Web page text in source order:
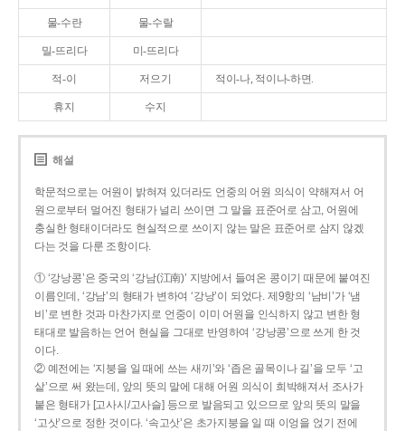
물-수란 물-수랄
밀-뜨리다 미-뜨리다
적-이 저으기 적이-나, 적이나-하면.
휴지 수지
해설
학문적으로는 어원이 밝혀져 있더라도 언중의 어원 의식이 약해져서 어
원으로부터 멀어진 형태가 널리 쓰이면 그 말을 표준어로 삼고, 어원에
충실한 형태이더라도 현실적으로 쓰이지 않는 말은 표준어로 삼지 않겠
다는 것을 다룬 조항이다.
① ‘강낭콩’은 중국의 ‘강남(江南)’ 지방에서 들여온 콩이기 때문에 붙여진
이름인데, ‘강남’의 형태가 변하여 ‘강낭’이 되었다. 제9항의 ‘남비’가 ‘냄
비’로 변한 것과 마찬가지로 언중이 이미 어원을 인식하지 않고 변한 형
태대로 발음하는 언어 현실을 그대로 반영하여 ‘강낭콩’으로 쓰게 한 것
이다.
② 예전에는 ‘지붕을 일 때에 쓰는 새끼’와 ‘좁은 골목이나 길’을 모두 ‘고
샅’으로 써 왔는데, 앞의 뜻의 말에 대해 어원 의식이 희박해져서 조사가
붙은 형태가 [고사시/고사슬] 등으로 발음되고 있으므로 앞의 뜻의 말을
‘고삿’으로 정한 것이다. ‘속고삿’은 초가지붕을 일 때 이엉을 얹기 전에